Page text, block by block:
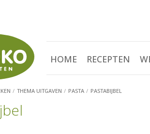
HOME RECEPTEN
THEMA UITGAVEN PASTA PASTABIJBEL